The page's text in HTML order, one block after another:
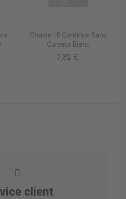
Chaine 10 Continue Sans
Curseur Blanc
7,82 €
client